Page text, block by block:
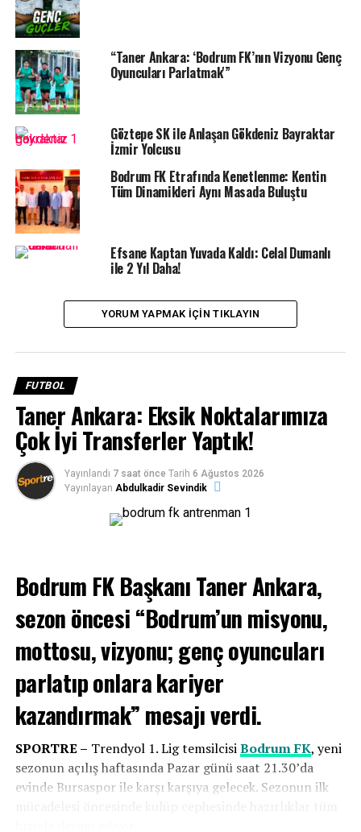
Konuk ekip Konyaspor ise yeniden öne geçti. Kalan
dakikalarda başka gol olmayınca mücadele
Konyaspor’un 2-1’lik üstünlüğüyle sona erdi.
Sipay Bodrum FK, Taraftarı Önünde Kazanmak İstiyor
BIR ÖNCEKI
Bodrum FK’nin Yeni Başkanı Taner Ankara Oldu
“Taner Ankara: ‘Bodrum FK’nın Vizyonu Genç
Oyuncuları Parlatmak'”
Göztepe SK ile Anlaşan Gökdeniz Bayraktar
İzmir Yolcusu
Bodrum FK Etrafında Kenetlenme: Kentin
Tüm Dinamikleri Aynı Masada Buluştu
Efsane Kaptan Yuvada Kaldı: Celal Dumanlı
ile 2 Yıl Daha!
YORUM YAPMAK IÇIN TIKLAYIN
FUTBOL
Taner Ankara: Eksik Noktalarımıza
Çok İyi Transferler Yaptık!
Yayınlandı 7 saat önce Tarih 6 Ağustos 2026
Yayınlayan Abdulkadir Sevindik
Bodrum FK Başkanı Taner Ankara,
sezon öncesi “Bodrum’un misyonu,
mottosu, vizyonu; genç oyuncuları
parlatıp onlara kariyer
kazandırmak” mesajı verdi.
SPORTRE – Trendyol 1. Lig temsilcisiBodrum FK, yeni
sezonun açılış haftasında Pazar günü saat 21.30’da
evinde Bursaspor ile karşı karşıya gelecek. Sezonun ilk